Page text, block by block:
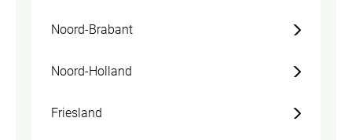
Noord-Brabant
Noord-Holland
Friesland